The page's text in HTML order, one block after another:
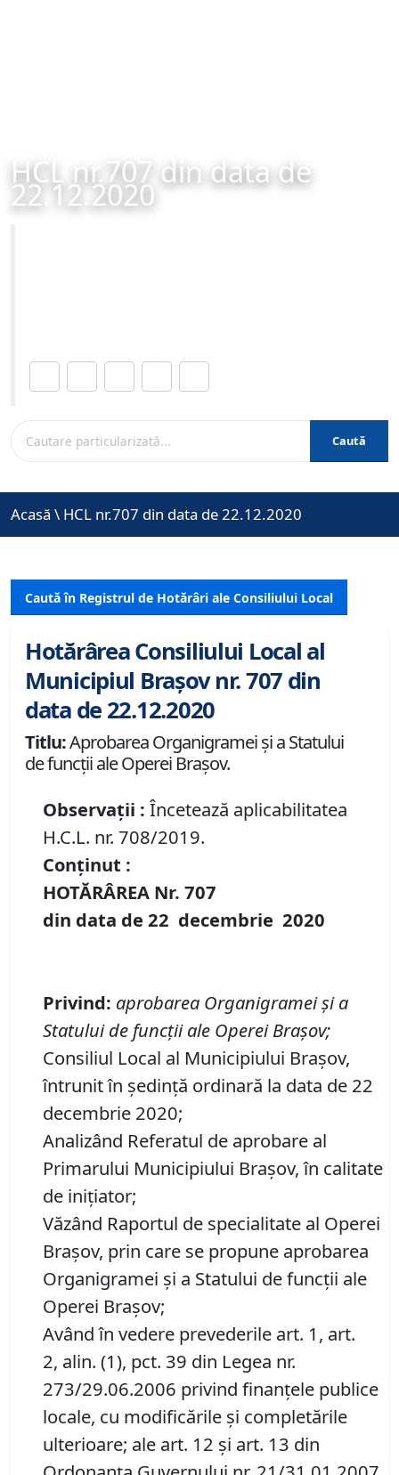
HCL nr.707 din data de
22.12.2020
Caută
Acasă \ HCL nr.707 din data de 22.12.2020
Caută în Registrul de Hotărâri ale Consiliului Local
Hotărârea Consiliului Local al
Municipiul Brașov nr. 707 din
data de 22.12.2020
Titlu:Aprobarea Organigramei şi a Statului
de funcţii ale Operei Braşov.
Observații : Încetează aplicabilitatea
H.C.L. nr. 708/2019.
Conținut :
HOTĂRÂREA Nr. 707
din data de 22 decembrie 2020
Privind: aprobarea Organigramei şi a
Statului de funcţii ale Operei Braşov;
Consiliul Local al Municipiului Brașov,
întrunit în ședință ordinară la data de 22
decembrie 2020;
Analizând Referatul de aprobare al
Primarului Municipiului Braşov, în calitate
de inițiator;
Văzând Raportul de specialitate al Operei
Braşov, prin care se propune aprobarea
Organigramei şi a Statului de funcţii ale
Operei Braşov;
Având în vedere prevederile art. 1, art.
2, alin. (1), pct. 39 din Legea nr.
273/29.06.2006 privind finanţele publice
locale, cu modificările și completările
ulterioare; ale art. 12 și art. 13 din